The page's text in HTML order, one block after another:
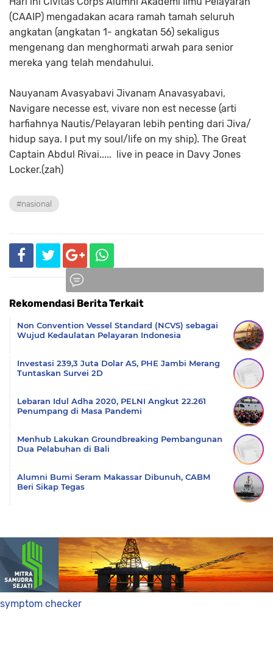
(CAAIP) mengadakan acara ramah tamah seluruh
angkatan (angkatan 1- angkatan 56) sekaligus
mengenang dan menghormati arwah para senior
mereka yang telah mendahului.
Nauyanam Avasyabavi Jivanam Anavasyabavi,
Navigare necesse est, vivare non est necesse (arti
harfiahnya Nautis/Pelayaran lebih penting dari Jiva/
hidup saya. I put my soul/life on my ship). The Great
Captain Abdul Rivai..... live in peace in Davy Jones
Locker.(zah)
#nasional
Rekomendasi Berita Terkait
Non Convention Vessel Standard (NCVS) sebagai
Wujud Kedaulatan Pelayaran Indonesia
Investasi 239,3 Juta Dolar AS, PHE Jambi Merang
Tuntaskan Survei 2D
Lebaran Idul Adha 2020, PELNI Angkut 22.261
Penumpang di Masa Pandemi
Menhub Lakukan Groundbreaking Pembangunan
Dua Pelabuhan di Bali
Alumni Bumi Seram Makassar Dibunuh, CABM
Beri Sikap Tegas
symptom checker